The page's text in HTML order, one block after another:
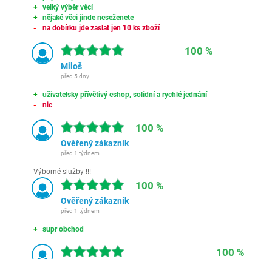
velký výběr věcí
nějaké věci jinde neseženete
na dobírku jde zaslat jen 10 ks zboží
100 %
Miloš
před 5 dny
uživatelsky přívětivý eshop, solidní a rychlé jednání
nic
100 %
Ověřený zákazník
před 1 týdnem
Výborné služby !!!
100 %
Ověřený zákazník
před 1 týdnem
supr obchod
100 %